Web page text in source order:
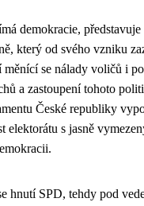
demokracie,
který od svého vzniku
se nálady voličů i
a zastoupení tohoto
České republiky
elektorátu s jasně
hnutí SPD, tehdy pod